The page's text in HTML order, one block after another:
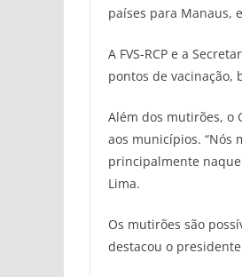
países para Manaus,
A FVS-RCP e a
pontos de vacinação,
Além dos mutirões, o
aos municípios. “Nós
principalmente
Lima.
Os mutirões são
destacou o presidente